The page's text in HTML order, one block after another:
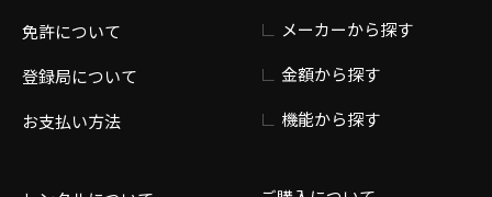
免許について
登録局について
お支払い方法
メーカーから探す
金額から探す
機能から探す